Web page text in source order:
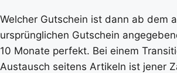
Welcher Gutschein ist dann ab dem
ursprünglichen Gutschein
10 Monate perfekt. Bei einem
Austausch seitens Artikeln ist jener